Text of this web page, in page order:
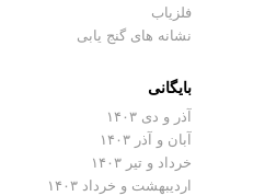
فلزیاب
نشانه های گنج یابی
بایگانی
آذر و دی ۱۴۰۳
آبان و آذر ۱۴۰۳
خرداد و تیر ۱۴۰۳
اردیبهشت و خرداد ۱۴۰۳